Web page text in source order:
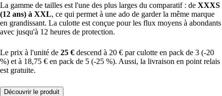
La gamme de tailles est l'une des plus larges du comparatif : de XXXS
(12 ans) à XXL, ce qui permet à une ado de garder la même marque
en grandissant. La culotte est conçue pour les flux moyens à abondants
avec jusqu'à 12 heures de protection.
Le prix à l'unité de 25 € descend à 20 € par culotte en pack de 3 (-20
%) et à 18,75 € en pack de 5 (-25 %). Aussi, la livraison en point relais
est gratuite.
Découvrir le produit